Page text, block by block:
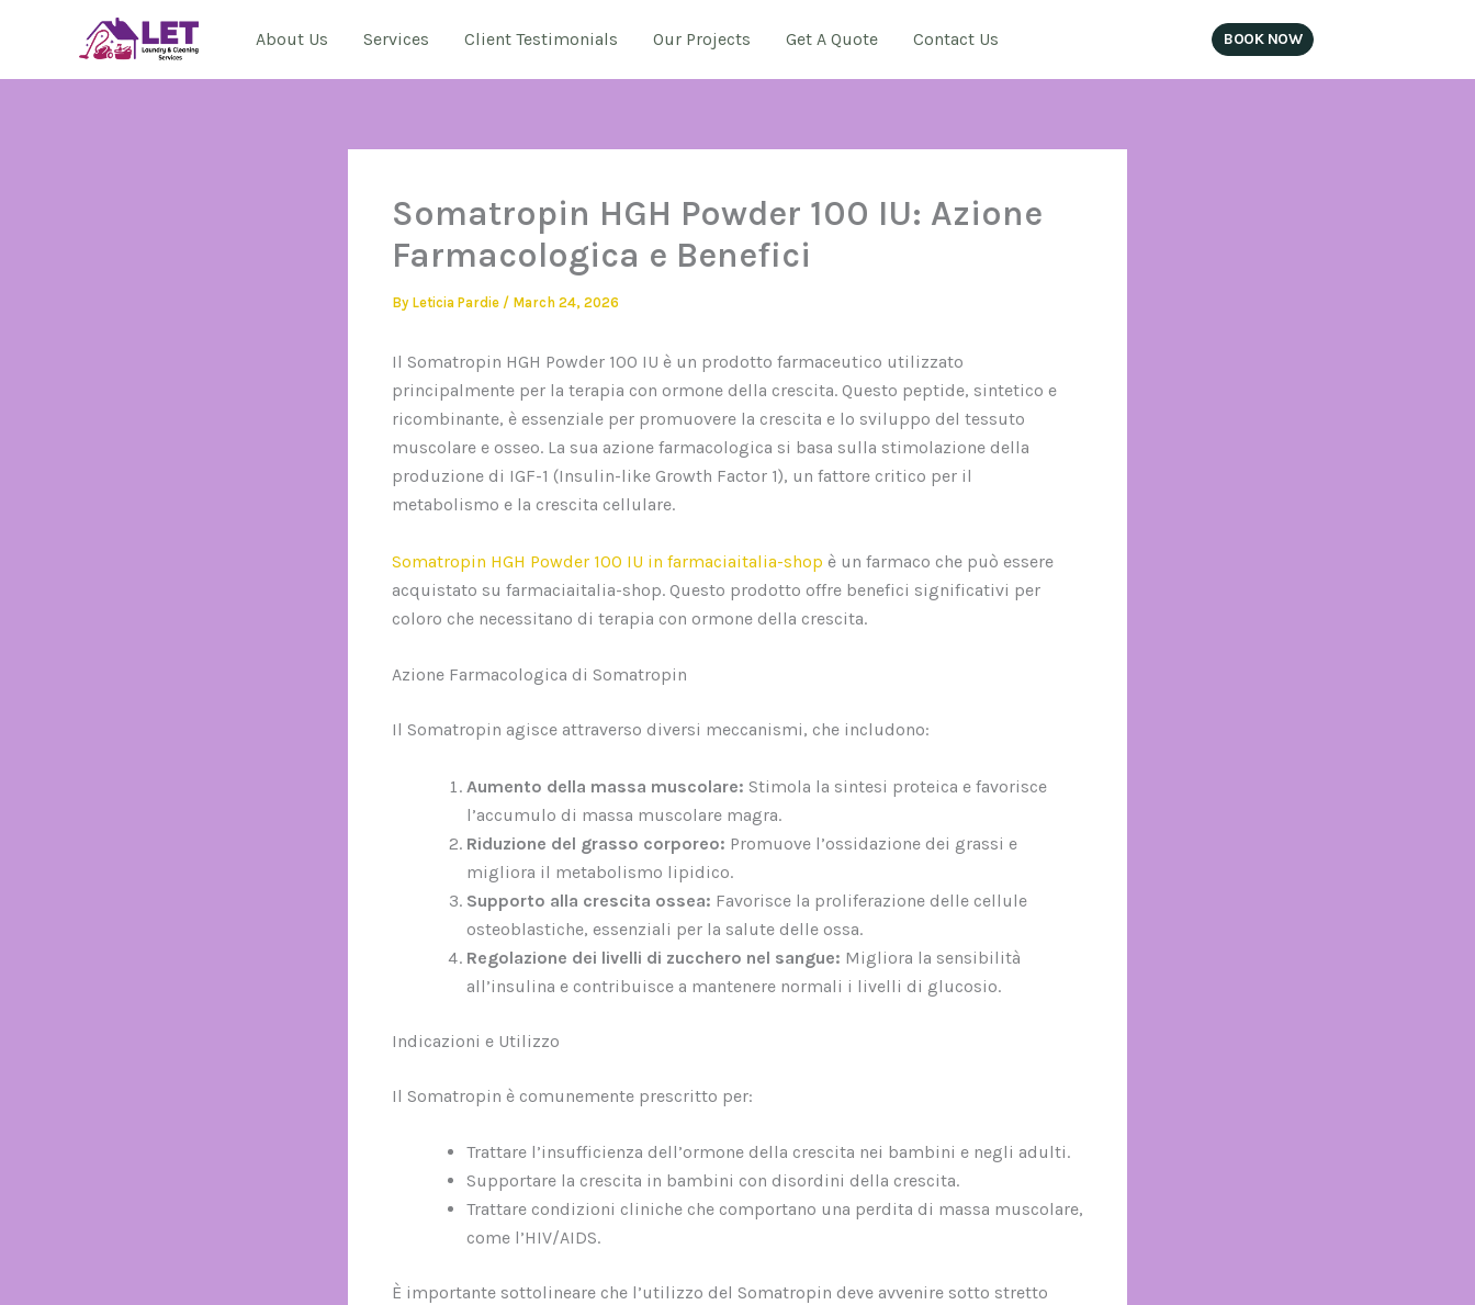
About Us Services Client Testimonials Our Projects Get A Quote Contact Us BOOK NOW
Somatropin HGH Powder 100 IU: Azione
Farmacologica e Benefici
By Leticia Pardie / March 24, 2026
Il Somatropin HGH Powder 100 IU è un prodotto farmaceutico utilizzato
principalmente per la terapia con ormone della crescita. Questo peptide, sintetico e
ricombinante, è essenziale per promuovere la crescita e lo sviluppo del tessuto
muscolare e osseo. La sua azione farmacologica si basa sulla stimolazione della
produzione di IGF-1 (Insulin-like Growth Factor 1), un fattore critico per il
metabolismo e la crescita cellulare.
Somatropin HGH Powder 100 IU in farmaciaitalia-shop è un farmaco che può essere
acquistato su farmaciaitalia-shop. Questo prodotto offre benefici significativi per
coloro che necessitano di terapia con ormone della crescita.
Azione Farmacologica di Somatropin
Il Somatropin agisce attraverso diversi meccanismi, che includono:
Aumento della massa muscolare: Stimola la sintesi proteica e favorisce
l’accumulo di massa muscolare magra.
Riduzione del grasso corporeo: Promuove l’ossidazione dei grassi e
migliora il metabolismo lipidico.
Supporto alla crescita ossea: Favorisce la proliferazione delle cellule
osteoblastiche, essenziali per la salute delle ossa.
Regolazione dei livelli di zucchero nel sangue: Migliora la sensibilità
all’insulina e contribuisce a mantenere normali i livelli di glucosio.
Indicazioni e Utilizzo
Il Somatropin è comunemente prescritto per:
Trattare l’insufficienza dell’ormone della crescita nei bambini e negli adulti.
Supportare la crescita in bambini con disordini della crescita.
Trattare condizioni cliniche che comportano una perdita di massa muscolare,
come l’HIV/AIDS.
È importante sottolineare che l’utilizzo del Somatropin deve avvenire sotto stretto